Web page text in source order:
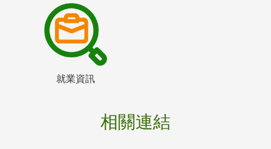
就業資訊
相關連結